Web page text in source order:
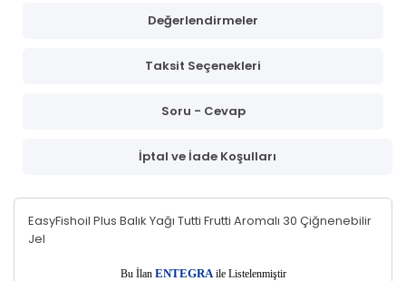
Değerlendirmeler
Taksit Seçenekleri
Soru - Cevap
İptal ve İade Koşulları
EasyFishoil Plus Balık Yağı Tutti Frutti Aromalı 30 Çiğnenebilir
Jel
Bu İlan ENTEGRAile Listelenmiştir